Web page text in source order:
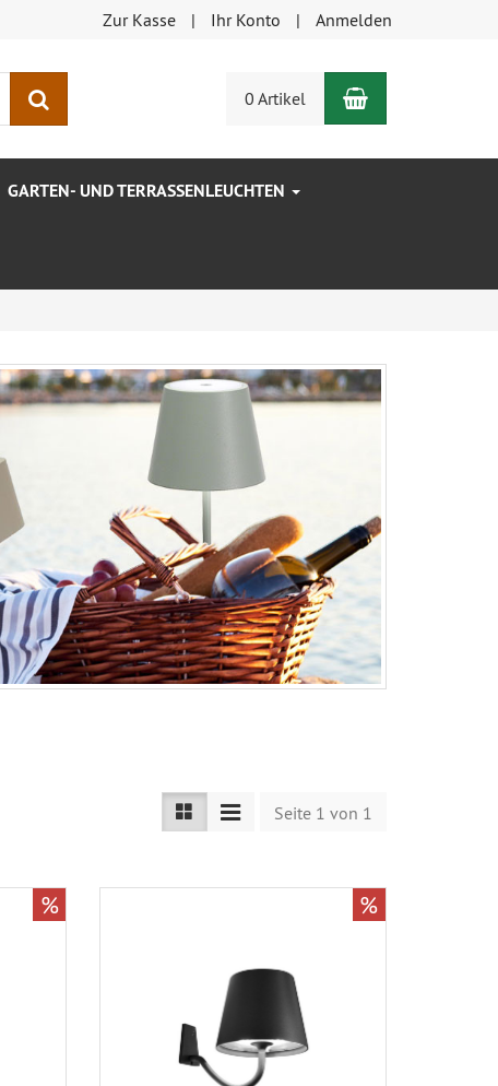
Zur Kasse Ihr Konto Anmelden
0 Artikel Warenkorb
GARTEN- UND TERRASSENLEUCHTEN
Seite 1 von 1
% %